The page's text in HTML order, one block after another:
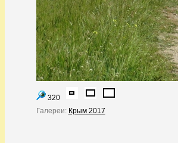
320
Галереи: Крым 2017